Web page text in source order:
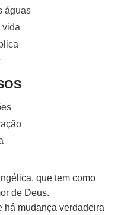
águas
vida
que tem como
de Deus.
há mudança verdadeira